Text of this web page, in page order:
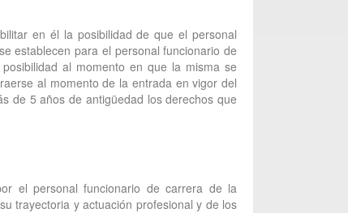
en él la posibilidad de que el personal
establecen para el personal funcionario de
al momento en que la misma se
al momento de la entrada en vigor del
de 5 años de antigüedad los derechos que
el personal funcionario de carrera de la
trayectoria y actuación profesional y de los